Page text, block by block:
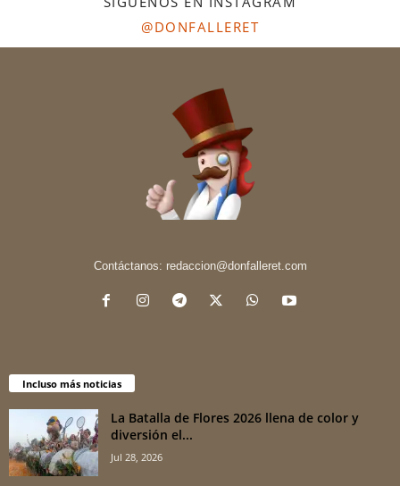
@DONFALLERET
Contáctanos: redaccion@donfalleret.com
Incluso más noticias
La Batalla de Flores 2026 llena de color y
diversión el...
Jul 28, 2026